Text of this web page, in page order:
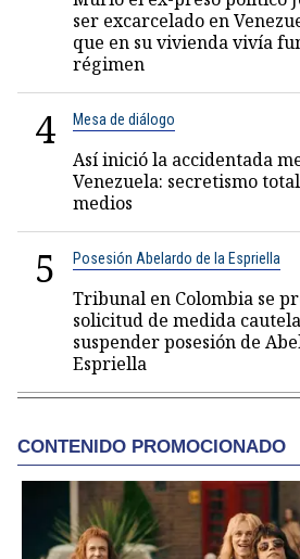
ser excarcelado en
que en su vivienda vivía
régimen
4 Mesa de diálogo
Así inició la accidentada
Venezuela: secretismo
medios
5 Posesión Abelardo de la Espriella
Tribunal en Colombia se
solicitud de medida
suspender posesión de
Espriella